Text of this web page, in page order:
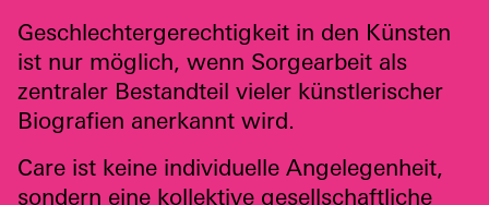
Geschlechtergerechtigkeit in den Künsten
ist nur möglich, wenn Sorgearbeit als
zentraler Bestandteil vieler künstlerischer
Biografien anerkannt wird.
Care ist keine individuelle Angelegenheit,
sondern eine kollektive gesellschaftliche